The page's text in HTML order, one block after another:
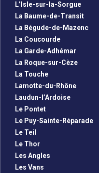
L’Isle-sur-la-Sorgue
La Baume-de-Transit
La Bégude-de-Mazenc
La Coucourde
La Garde-Adhémar
La Roque-sur-Cèze
La Touche
Lamotte-du-Rhône
Laudun-l’Ardoise
Le Pontet
Le Puy-Sainte-Réparade
Le Teil
Le Thor
Les Angles
Les Vans